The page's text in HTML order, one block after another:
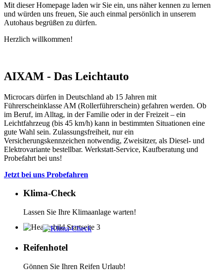
Mit dieser Homepage laden wir Sie ein, uns näher kennen zu lernen
und würden uns freuen, Sie auch einmal persönlich in unserem
Autohaus begrüßen zu dürfen.
Herzlich willkommen!
AIXAM - Das Leichtauto
Microcars dürfen in Deutschland ab 15 Jahren mit
Führerscheinklasse AM (Rollerführerschein) gefahren werden. Ob
im Beruf, im Alltag, in der Familie oder in der Freizeit – ein
Leichtfahrzeug (bis 45 km/h) kann in bestimmten Situationen eine
gute Wahl sein. Zulassungsfreiheit, nur ein
Versicherungskennzeichen notwendig, Zweisitzer, als Diesel- und
Elektrovariante bestellbar. Werkstatt-Service, Kaufberatung und
Probefahrt bei uns!
Jetzt bei uns Probefahren
Klima-Check
Lassen Sie Ihre Klimaanlage warten!
Reifenhotel
Gönnen Sie Ihren Reifen Urlaub!